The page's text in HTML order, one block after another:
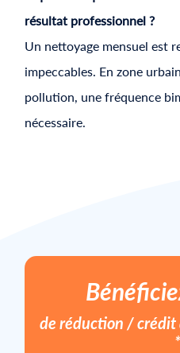
résultat professionnel ?
Un nettoyage mensuel est
impeccables. En zone
pollution, une fréquence
nécessaire.
de réduction / crédit
*